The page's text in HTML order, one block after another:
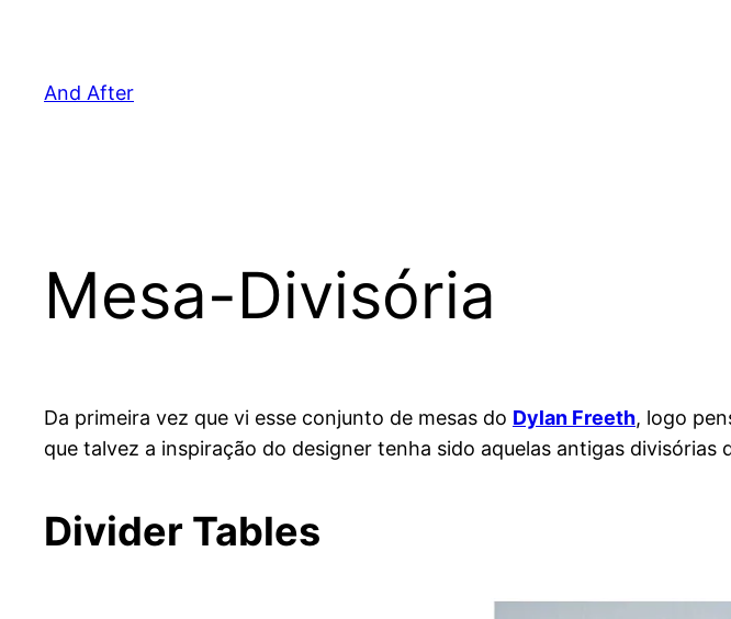
And After
Mesa-Divisória
Da primeira vez que vi esse conjunto de mesas do Dylan Freeth, logo
que talvez a inspiração do designer tenha sido aquelas antigas
Divider Tables